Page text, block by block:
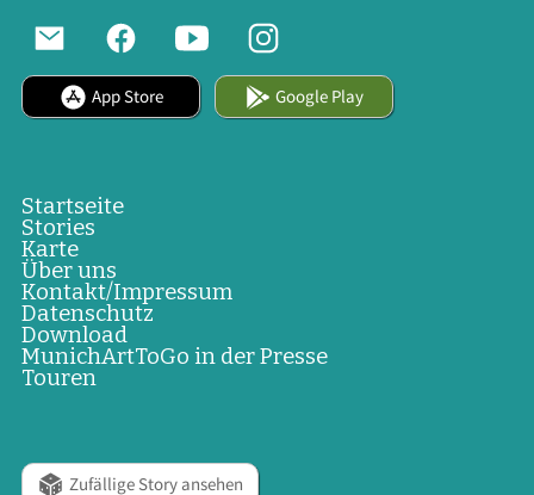
App Store Google Play
Startseite
Stories
Karte
Über uns
Kontakt/Impressum
Datenschutz
Download
MunichArtToGo in der Presse
Touren
Zufällige Story ansehen